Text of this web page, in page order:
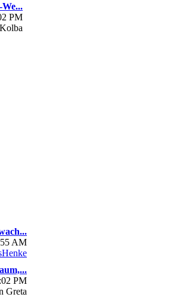
PM
AM
PM
Greta